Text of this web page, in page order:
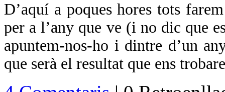
D’aquí a poques hores tots
per a l’any que ve (i no dic que
apuntem-nos-ho i dintre d’un
que serà el resultat que ens